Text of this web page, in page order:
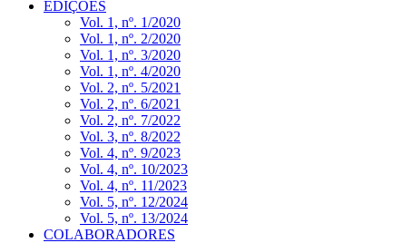
EDIÇÕES
Vol. 1, nº. 1/2020
Vol. 1, nº. 2/2020
Vol. 1, nº. 3/2020
Vol. 1, nº. 4/2020
Vol. 2, nº. 5/2021
Vol. 2, nº. 6/2021
Vol. 2, nº. 7/2022
Vol. 3, nº. 8/2022
Vol. 4, nº. 9/2023
Vol. 4, nº. 10/2023
Vol. 4, nº. 11/2023
Vol. 5, nº. 12/2024
Vol. 5, nº. 13/2024
COLABORADORES